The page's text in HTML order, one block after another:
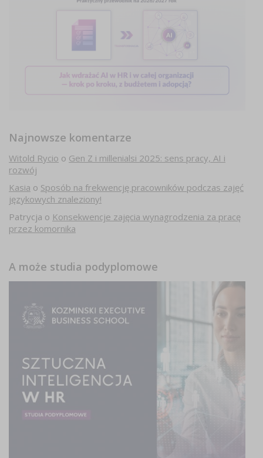
Najnowsze komentarze
Witold Rycio o Gen Z i millenialsi 2025: sens pracy, AI i
rozwój
Kasia o Sposób na frekwencję pracowników podczas zajęć
językowych znaleziony!
Patrycja o Konsekwencje zajęcia wynagrodzenia za pracę
przez komornika
A może studia podyplomowe